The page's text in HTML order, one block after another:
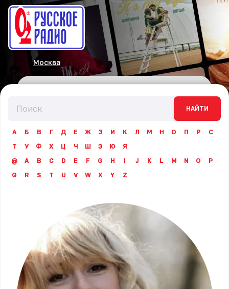
Москва
НАЙТИ
А Б В Г Д Е Ж З И К Л М Н О П Р
С
Т
У Ф Х Ц Ч Ш Э Ю
Я
@
A B C D E F G H I J K L M N O
P
Q
R S T U V W X Y Z